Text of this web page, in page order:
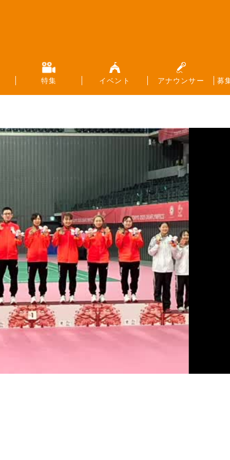
特集 イベント アナウンサー 募